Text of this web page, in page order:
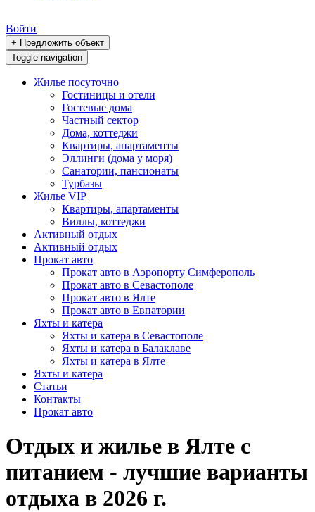
Войти
+ Предложить объект
Toggle navigation
Жилье посуточно
Гостиницы и отели
Гостевые дома
Частный сектор
Дома, коттеджи
Квартиры, апартаменты
Эллинги (дома у моря)
Санатории, пансионаты
Турбазы
Жилье VIP
Квартиры, апартаменты
Виллы, коттеджи
Активный отдых
Активный отдых
Прокат авто
Прокат авто в Аэропорту Симферополь
Прокат авто в Севастополе
Прокат авто в Ялте
Прокат авто в Евпатории
Яхты и катера
Яхты и катера в Севастополе
Яхты и катера в Балаклаве
Яхты и катера в Ялте
Яхты и катера
Статьи
Контакты
Прокат авто
Отдых и жилье в Ялте с
питанием - лучшие варианты
отдыха в 2026 г.